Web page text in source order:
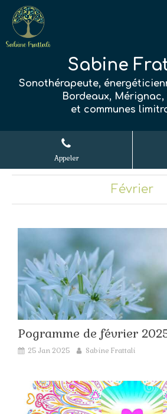
Sabine
Sonothérapeute,
Bordeaux, Mérignac,
et communes
Appeler
Février
Pogramme de février
25 Jan 2025 Sabine Frattali